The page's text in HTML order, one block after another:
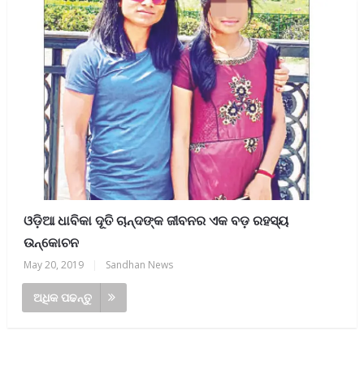
ଓଡ଼ିଆ ଧାବିକା ଦୂତି ଚାନ୍ଦଙ୍କ ଜୀବନର ଏକ ବଡ଼ ରହସ୍ୟ
ଉନ୍କୋଚନ
May 20, 2019 Sandhan News
ଅଧିକ ପଢନ୍ତୁ